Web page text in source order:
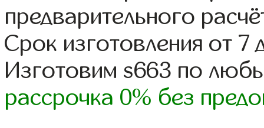
предварительного
Срок изготовления от 7
Изготовим s663 по
рассрочка 0% без